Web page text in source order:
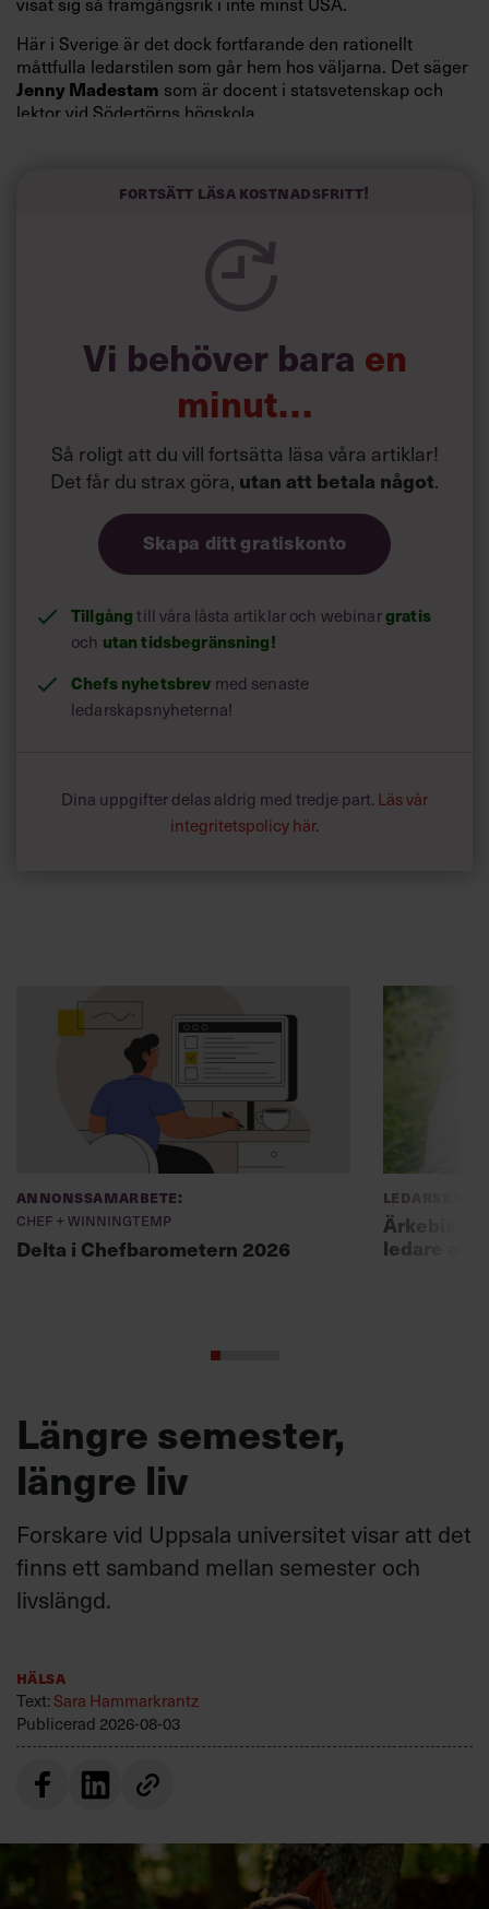
Här i Sverige är det dock fortfarande den rationellt
måttfulla ledarstilen som går hem hos väljarna. Det säger
Jenny Madestam som är docent i statsvetenskap och
lektor vid Södertörns högskola.
kompetenta och stå med båda fötterna på jorden. Hellre
spelevink i högklackat, är hur jag brukar sammanfatta de
önskningar som svenskarna för fram i undersökningar.”
Siri Wikander: ”Led som i
Fortsätt läsa kostnadsfritt!
Vi behöver bara en
minut…
Så roligt att du vill fortsätta läsa våra artiklar!
Det får du strax göra, utan att betala något.
Skapa ditt gratiskonto
Tillgång till våra låsta artiklar och webinargratis
och utan tidsbegränsning!
Chefs nyhetsbrev med senaste
ledarskapsnyheterna!
Dina uppgifter delas aldrig med tredje part. Läs vår
integritetspolicy här.
Annonssamarbete:
Chef + Winningtemp
Delta i Chefbarometern 2026
Ledarskap
ledare att
Längre semester,
längre liv
Forskare vid Uppsala universitet visar att det
finns ett samband mellan semester och
livslängd.
Hälsa
Text: Sara Hammarkrantz
Publicerad 2026-08-03